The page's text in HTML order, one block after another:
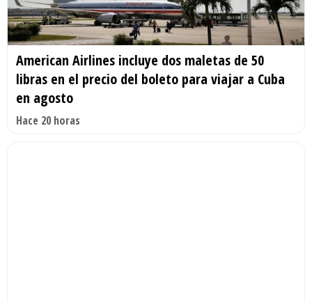
American Airlines incluye dos maletas de 50
libras en el precio del boleto para viajar a Cuba
en agosto
Hace 20 horas